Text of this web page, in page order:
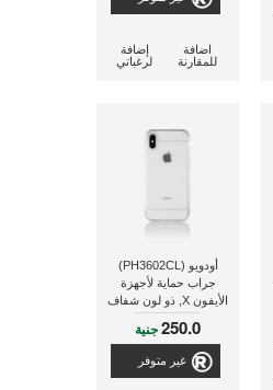
إضافة
لرغباتي
اضافة
للمقارنة
أودويو (PH3602CL)
جراب حماية لأجهزة
الأيفون X, ذو لون شفاف
250.0جنية
غير متوفر